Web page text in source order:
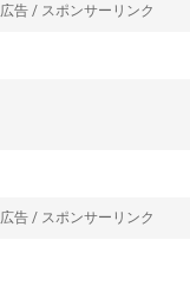
広告 / スポンサーリンク
広告 / スポンサーリンク